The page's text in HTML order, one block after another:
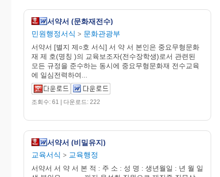
서약서 (문화재전수)
민원행정서식 > 문화관광부
서약서 [별지 제○호 서식] 서 약 서 본인은 중요무형문화
재 제 호(명칭 )의 교육보조자(전수장학생)로서 관련된
모든 규정을 준수하는 동시에 중요무형문화재 전수교육
에 일심전력하여...
조회수: 61 | 다운로드: 222
서약서 (비밀유지)
교육서식 > 교육행정
서약서 서 약 서 본 적 : 주 소 : 성 명 : 생년월일 : 년 월 일